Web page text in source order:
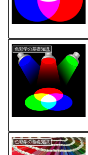
色彩学の基礎知識
色彩学の基礎知識